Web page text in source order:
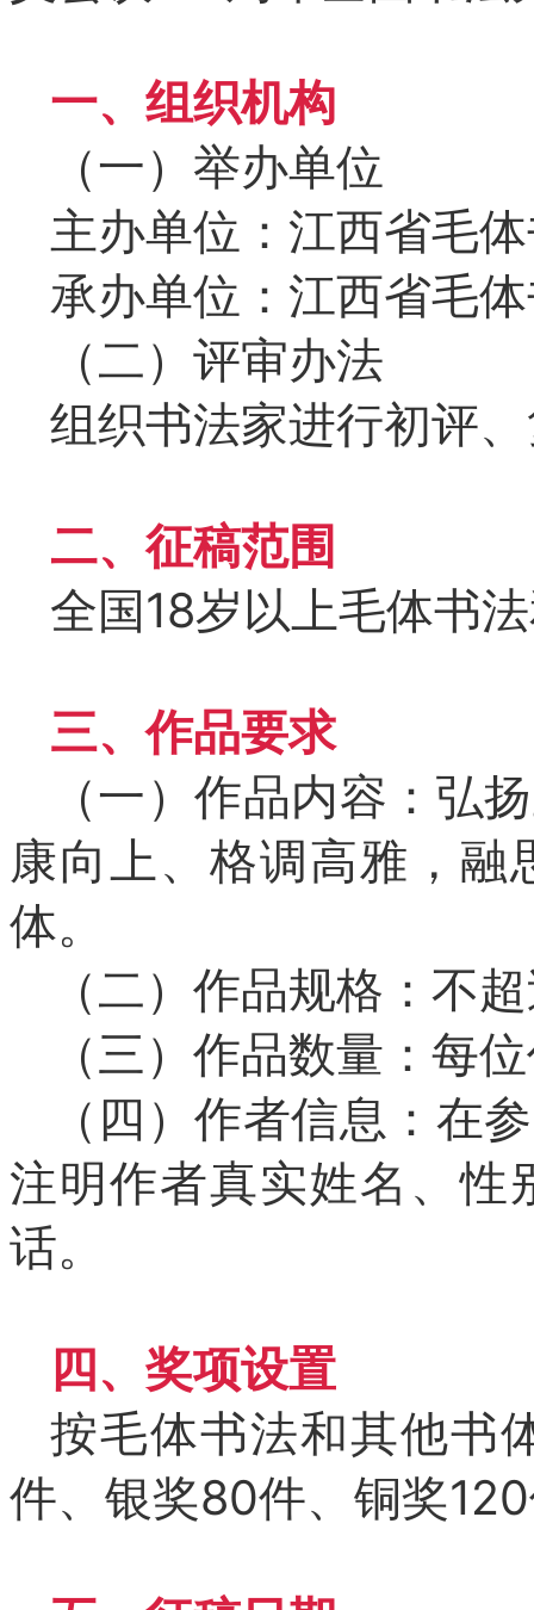
一、组织机构
（一）举办单位
主办单位：江西省毛
承办单位：江西省毛
（二）评审办法
组织书法家进行初评
二、征稿范围
全国18岁以上毛体书
三、作品要求
（一）作品内容：弘
康向上、格调高雅，
体。
（二）作品规格：不
（三）作品数量：每
（四）作者信息：在
注明作者真实姓名、性
话。
四、奖项设置
按毛体书法和其他书
件、银奖80件、铜奖